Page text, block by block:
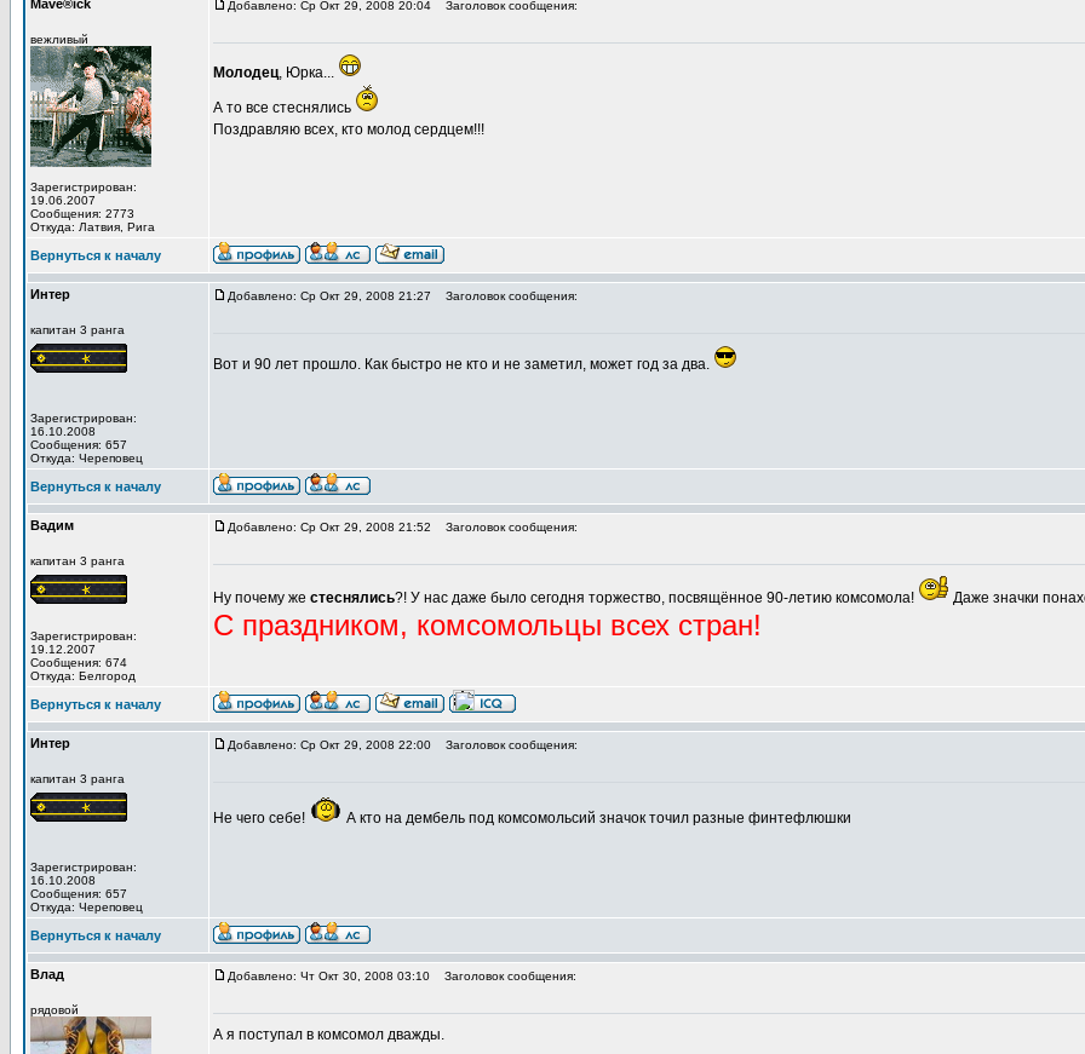
Mave®ick
вежливый
Зарегистрирован:
19.06.2007
Сообщения: 2773
Откуда: Латвия, Рига
Добавлено: Ср Окт 29, 2008 20:04 Заголовок сообщения:
Молодец, Юрка...
А то все стеснялись
Поздравляю всех, кто молод сердцем!!!
Вернуться к началу
Интер
капитан 3 ранга
Зарегистрирован:
16.10.2008
Сообщения: 657
Откуда: Череповец
Добавлено: Ср Окт 29, 2008 21:27 Заголовок сообщения:
Вот и 90 лет прошло. Как быстро не кто и не заметил, может год за два.
Вернуться к началу
Вадим
капитан 3 ранга
Зарегистрирован:
19.12.2007
Сообщения: 674
Откуда: Белгород
Добавлено: Ср Окт 29, 2008 21:52 Заголовок сообщения:
Ну почему же стеснялись?! У нас даже было сегодня торжество, посвящённое 90-летию комсомола! Даже значки
С праздником, комсомольцы всех стран!
Вернуться к началу
Интер
капитан 3 ранга
Зарегистрирован:
16.10.2008
Сообщения: 657
Откуда: Череповец
Добавлено: Ср Окт 29, 2008 22:00 Заголовок сообщения:
Не чего себе! А кто на дембель под комсомольсий значок точил разные финтефлюшки
Вернуться к началу
Влад
рядовой
Добавлено: Чт Окт 30, 2008 03:10 Заголовок сообщения:
А я поступал в комсомол дважды.